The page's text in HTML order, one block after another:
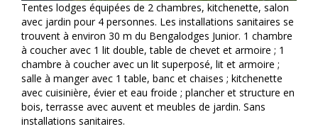
Tentes lodges équipées de 2 chambres, kitchenette, salon
avec jardin pour 4 personnes. Les installations sanitaires se
trouvent à environ 30 m du Bengalodges Junior. 1 chambre
à coucher avec 1 lit double, table de chevet et armoire ; 1
chambre à coucher avec un lit superposé, lit et armoire ;
salle à manger avec 1 table, banc et chaises ; kitchenette
avec cuisinière, évier et eau froide ; plancher et structure en
bois, terrasse avec auvent et meubles de jardin. Sans
installations sanitaires.